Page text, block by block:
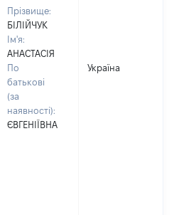
Прізвище:
БІЛІЙЧУК
Ім'я:
АНАСТАСІЯ
По
батькові
(за
наявності):
ЄВГЕНІЇВНА
Україна